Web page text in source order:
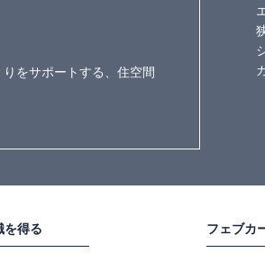
をサポートする、住空間
を得る フェブカ